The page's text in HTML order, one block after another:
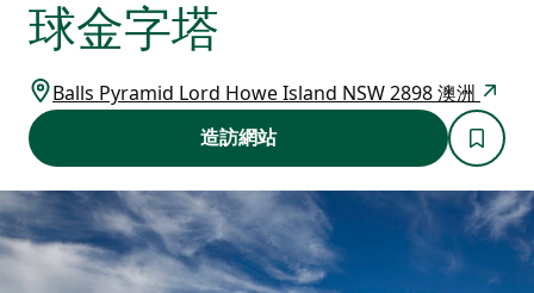
球金字塔
Balls Pyramid Lord Howe Island NSW 2898 澳洲
造訪網站